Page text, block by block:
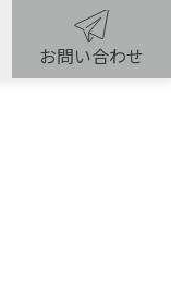
お問い合わせ